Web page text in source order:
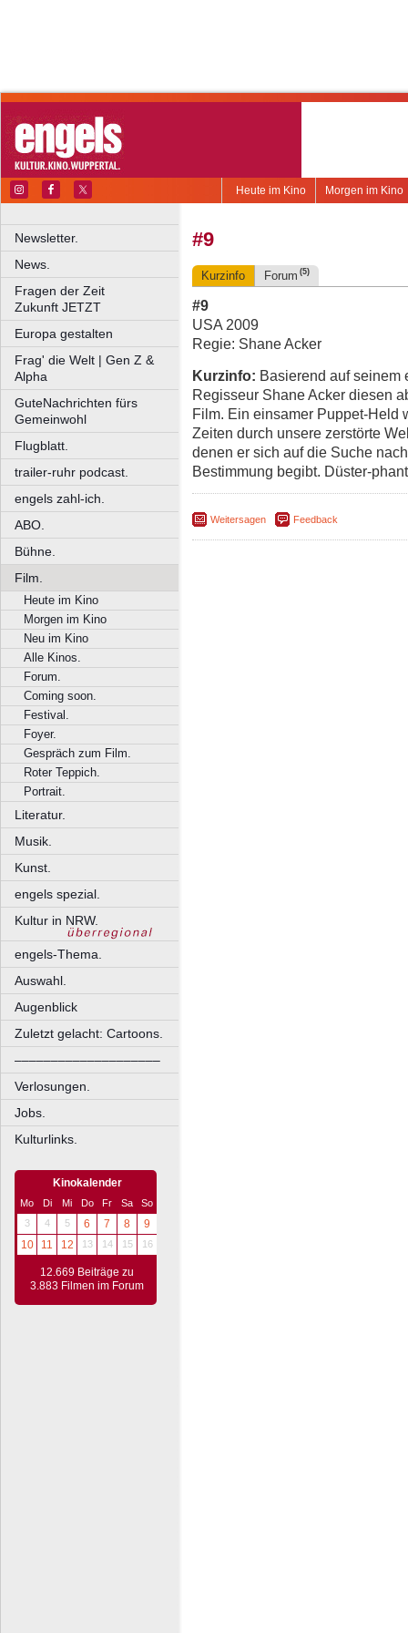
Morgen im Kino
Heute im Kino
Newsletter.
News.
Fragen der Zeit
Zukunft JETZT
Europa gestalten
Frag' die Welt | Gen Z &
Alpha
GuteNachrichten fürs
Gemeinwohl
Flugblatt.
trailer-ruhr podcast.
engels zahl-ich.
ABO.
Bühne.
Film.
Heute im Kino
Morgen im Kino
Neu im Kino
Alle Kinos.
Forum.
Coming soon.
Festival.
Foyer.
Gespräch zum Film.
Roter Teppich.
Portrait.
Literatur.
Musik.
Kunst.
engels spezial.
Kultur in NRW.
engels-Thema.
Auswahl.
Augenblick
Zuletzt gelacht: Cartoons.
––––––––––––––––––––
Verlosungen.
Jobs.
Kulturlinks.
Kinokalender
Mo Di Mi Do Fr Sa
So
3
4 5 6 7 8
9
10
11 12 13 14 15 16
12.669 Beiträge zu
3.883 Filmen im Forum
#9
Kurzinfo Forum (5)
#9
USA 2009
Regie: Shane Acker
Kurzinfo: Basierend auf seinem
Regisseur Shane Acker diesen
Film. Ein einsamer Puppet-Held
Zeiten durch unsere zerstörte
denen er sich auf die Suche
Bestimmung begibt. Düster-
Weitersagen Feedback